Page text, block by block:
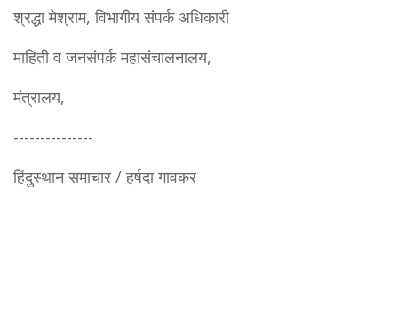
श्रद्धा मेश्राम, विभागीय संपर्क अधिकारी
माहिती व जनसंपर्क महासंचालनालय,
मंत्रालय,
---------------
हिंदुस्थान समाचार / हर्षदा गावकर